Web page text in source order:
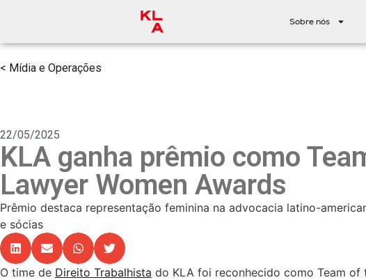
Sobre nós
< Mídia e Operações
22/05/2025
KLA ganha prêmio como
Lawyer Women Awards
Prêmio destaca representação feminina na advocacia latino-
e sócias
O time de Direito Trabalhista do KLA foi reconhecido como Team of